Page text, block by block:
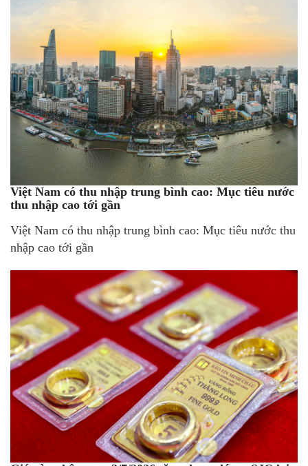
Việt Nam có thu nhập trung bình cao: Mục tiêu nước
thu nhập cao tới gần
Việt Nam có thu nhập trung bình cao: Mục tiêu nước thu
nhập cao tới gần